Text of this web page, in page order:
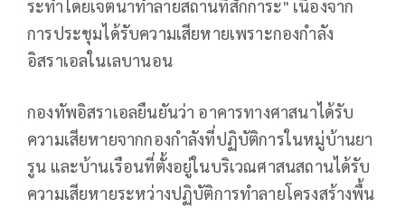
ระทำโดยเจตนาทำลายสถานที่สักการะ" เนื่องจาก
การประชุมได้รับความเสียหายเพราะกองกำลัง
อิสราเอลในเลบานอน
กองทัพอิสราเอลยืนยันว่า อาคารทางศาสนาได้รับ
ความเสียหายจากกองกำลังที่ปฏิบัติการในหมู่บ้านยา
รูน และบ้านเรือนที่ตั้งอยู่ในบริเวณศาสนสถานได้รับ
ความเสียหายระหว่างปฏิบัติการทำลายโครงสร้างพื้น